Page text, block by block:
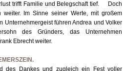
trifft Familie und Belegschaft tief. Doch
weiter. Im Sinne seiner Werte, mit großem
Unternehmergeist führen Andrea und Volker
des Gründers, das Unternehmen
Ebrecht weiter.
des Dankes und zugleich ein Fest voller